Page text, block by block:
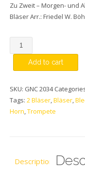
Zu Zweit – Morgen- und
Bläser Arr.: Friedel W.
Quantity
Add to cart
SKU: GNC 2034
Tags: 2 Bläser,Bläser,
Horn,Trompete
Description